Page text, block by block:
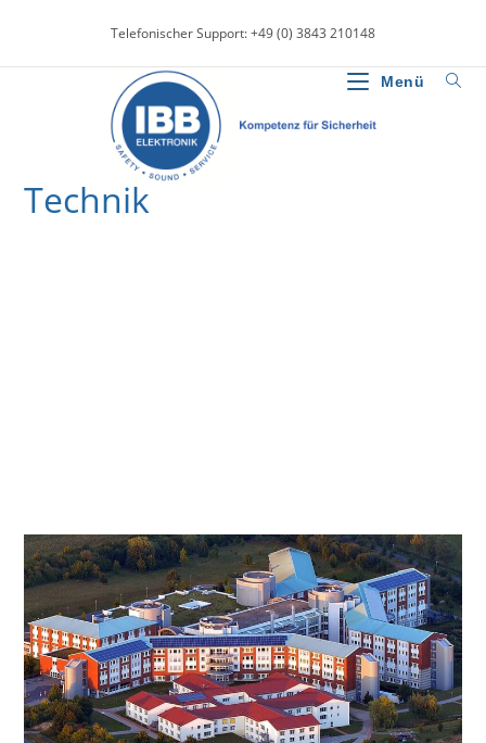
springen
Telefonischer Support: +49 (0) 3843 210148
Menü
Technik